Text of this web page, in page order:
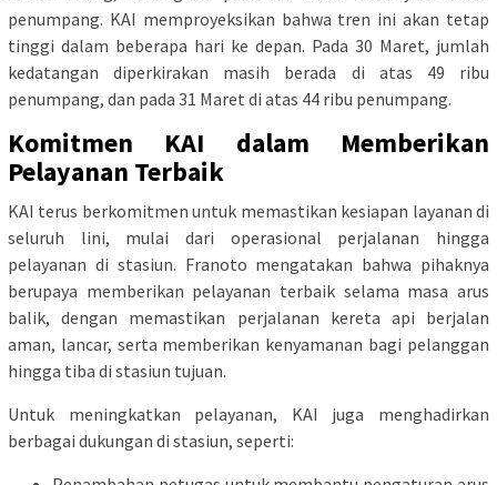
penumpang. KAI memproyeksikan bahwa tren ini akan tetap
tinggi dalam beberapa hari ke depan. Pada 30 Maret, jumlah
kedatangan diperkirakan masih berada di atas 49 ribu
penumpang, dan pada 31 Maret di atas 44 ribu penumpang.
Komitmen KAI dalam Memberikan
Pelayanan Terbaik
KAI terus berkomitmen untuk memastikan kesiapan layanan di
seluruh lini, mulai dari operasional perjalanan hingga
pelayanan di stasiun. Franoto mengatakan bahwa pihaknya
berupaya memberikan pelayanan terbaik selama masa arus
balik, dengan memastikan perjalanan kereta api berjalan
aman, lancar, serta memberikan kenyamanan bagi pelanggan
hingga tiba di stasiun tujuan.
Untuk meningkatkan pelayanan, KAI juga menghadirkan
berbagai dukungan di stasiun, seperti: